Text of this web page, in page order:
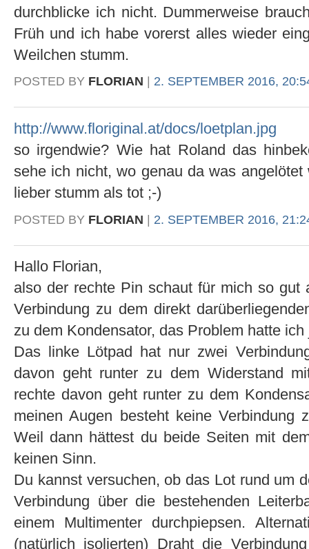
durchblicke ich nicht. Dummerweise
Früh und ich habe vorerst alles wieder
Weilchen stumm.
POSTED BY FLORIAN 2. SEPTEMBER 2016,
http://www.floriginal.at/docs/loetplan.jpg
so irgendwie? Wie hat Roland das
sehe ich nicht, wo genau da was
lieber stumm als tot ;-)
POSTED BY FLORIAN | 2. SEPTEMBER 2016,
Hallo Florian,
also der rechte Pin schaut für mich so gut
Verbindung zu dem direkt
zu dem Kondensator, das Problem hatte ich
Das linke Lötpad hat nur zwei
davon geht runter zu dem Widerstand
rechte davon geht runter zu dem
meinen Augen besteht keine
Weil dann hättest du beide Seiten mit
keinen Sinn.
Du kannst versuchen, ob das Lot rund um
Verbindung über die bestehenden
einem Multimenter durchpiepsen.
(natürlich isolierten) Draht die